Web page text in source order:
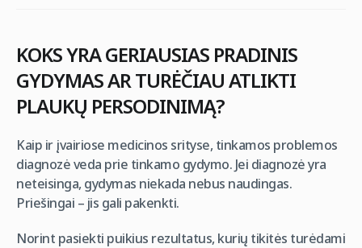
KOKS YRA GERIAUSIAS PRADINIS
GYDYMAS AR TURĖČIAU ATLIKTI
PLAUKŲ PERSODINIMĄ?
Kaip ir įvairiose medicinos srityse, tinkamos problemos
diagnozė veda prie tinkamo gydymo. Jei diagnozė yra
neteisinga, gydymas niekada nebus naudingas.
Priešingai – jis gali pakenkti.
Norint pasiekti puikius rezultatus, kurių tikitės turėdami